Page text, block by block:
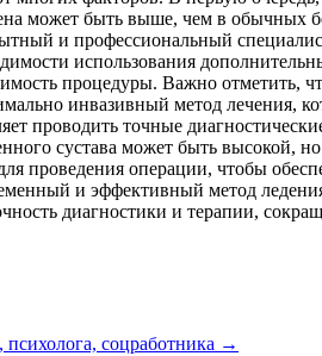
может быть выше, чем в обычных
и профессиональный
использования
процедуры. Важно отметить,
инвазивный метод лечения,
проводить точные
сустава может быть высокой,
операции, чтобы
и эффективный метод
диагностики и терапии,
соцработника →